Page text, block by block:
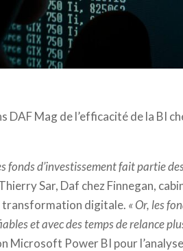
DAF Mag de l’efficacité de la BI
fonds d’investissement fait partie
Sar, Daf chez Finnegan,
transformation digitale. « Or, les
et avec des temps de relance
Microsoft Power BI pour